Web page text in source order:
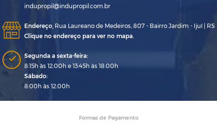
indupropil@indupropil.com.br
Endereço: Rua Laureano de Medeiros, 807 - Bairro Jardim - Ijuí | RS
Clique no endereço para ver no mapa.
Segunda a sexta-feira:
8:15h às 12:00h e 13:45h às 18:00h
Sábado:
8:00h às 12:00h
Formas de Pagamento